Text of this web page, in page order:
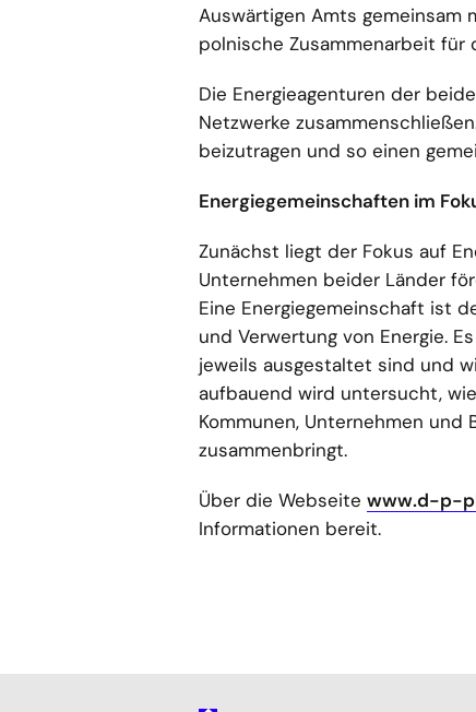
Auswärtigen Amts gemeinsam
polnische Zusammenarbeit für
Die Energieagenturen der
Netzwerke
beizutragen und so einen
Energiegemeinschaften im
Zunächst liegt der Fokus auf
Unternehmen beider Länder
Eine Energiegemeinschaft ist
und Verwertung von Energie.
jeweils ausgestaltet sind und
aufbauend wird untersucht,
Kommunen, Unternehmen und
zusammenbringt.
Über die Webseite www.d-p-
Informationen bereit.